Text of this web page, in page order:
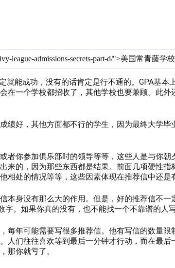
能成功，没有的话肯定是行不通的。GPA基本
在一个学校都招收了，其他学校也要兼顾。此外
绩好，其他方面都不行的学生，因为最终大学毕
者你参加俱乐部时的领导等等，这些人是与你朝
来的，因为那些东西都是结果。前面几项硬性指
处的情况等等，这些因素体现在推荐信中还是
本身没有那么大的作用。但是，好的推荐信不一
。如果你真的没有，也不能找一个不靠谱的人写
每年可能需要写很多推荐信。他有写信的数量限
人们往往喜欢等到最后一分钟才行动，而在最后
那你就亏了。